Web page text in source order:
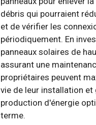
débris qui pourraient
et de vérifier les
périodiquement. En
panneaux solaires de
assurant une
propriétaires peuvent
vie de leur installation et
production d'énergie
terme.